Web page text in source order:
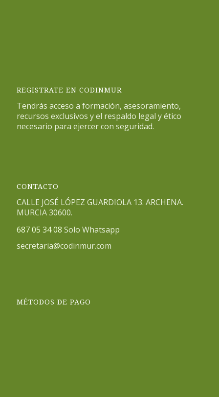
REGISTRATE EN CODINMUR
Tendrás acceso a formación, asesoramiento,
recursos exclusivos y el respaldo legal y ético
necesario para ejercer con seguridad.
CONTACTO
CALLE JOSÉ LÓPEZ GUARDIOLA 13. ARCHENA.
MURCIA 30600.
687 05 34 08 Solo Whatsapp
secretaria@codinmur.com
MÉTODOS DE PAGO